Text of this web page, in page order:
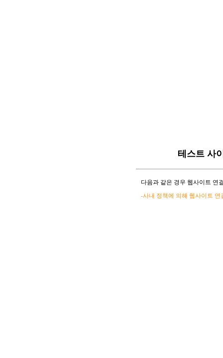
테스트 사
다음과 같은 경우 웹사이트 연
-사내 정책에 의해 웹사이트